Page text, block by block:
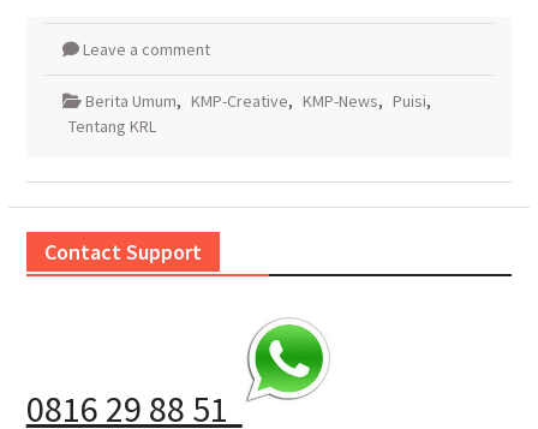
Leave a comment
Berita Umum, KMP-Creative, KMP-News, Puisi,
Tentang KRL
Contact Support
0816 29 88 51